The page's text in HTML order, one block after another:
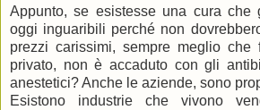
Appunto, se esistesse una cura che
oggi inguaribili perché non
prezzi carissimi, sempre meglio che
privato, non è accaduto con gli
anestetici? Anche le aziende, sono
Esistono industrie che vivono